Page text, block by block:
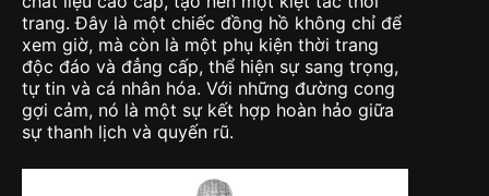
trang. Đây là một chiếc đồng hồ không chỉ để
xem giờ, mà còn là một phụ kiện thời trang
độc đáo và đẳng cấp, thể hiện sự sang trọng,
tự tin và cá nhân hóa. Với những đường cong
gợi cảm, nó là một sự kết hợp hoàn hảo giữa
sự thanh lịch và quyến rũ.